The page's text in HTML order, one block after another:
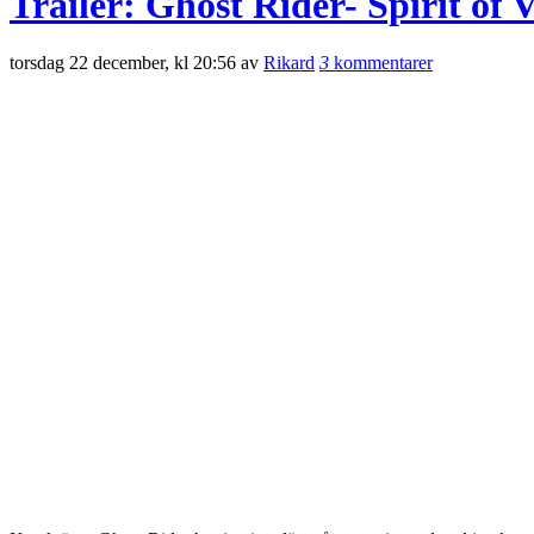
torsdag 22 december, kl 20:56 av Rikard 3 kommentarer